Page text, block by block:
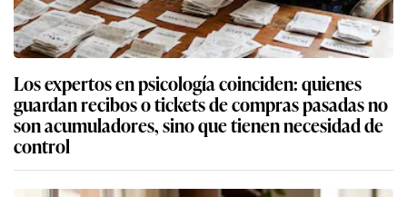
Los expertos en psicología coinciden: quienes
guardan recibos o tickets de compras pasadas no
son acumuladores, sino que tienen necesidad de
control